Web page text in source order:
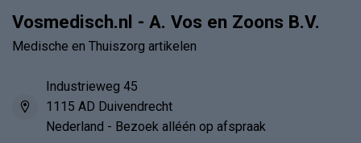
Vosmedisch.nl - A. Vos en Zoons B.V.
Medische en Thuiszorg artikelen
Industrieweg 45
1115 AD Duivendrecht
Nederland - Bezoek alléén op afspraak